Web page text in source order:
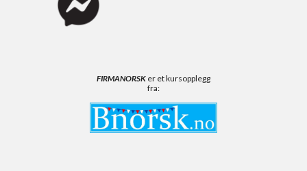
FIRMANORSK er et kursopplegg
fra: